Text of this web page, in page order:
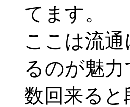
てます。
ここは流
るのが魅力
数回来る